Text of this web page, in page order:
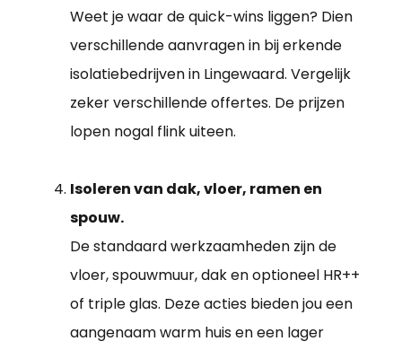
Weet je waar de quick-wins liggen? Dien
verschillende aanvragen in bij erkende
isolatiebedrijven in Lingewaard. Vergelijk
zeker verschillende offertes. De prijzen
lopen nogal flink uiteen.
Isoleren van dak, vloer, ramen en
spouw.
De standaard werkzaamheden zijn de
vloer, spouwmuur, dak en optioneel HR++
of triple glas. Deze acties bieden jou een
aangenaam warm huis en een lager